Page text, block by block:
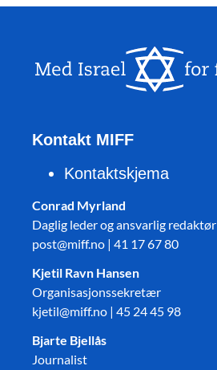
Kontakt MIFF
Kontaktskjema
Conrad Myrland
Daglig leder og ansvarlig redaktør
post@miff.no | 41 17 67 80
Kjetil Ravn Hansen
Organisasjonssekretær
kjetil@miff.no | 45 24 45 98
Bjarte Bjellås
Journalist